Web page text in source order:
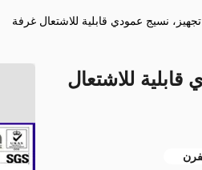
نسيج عمودي قابلية للاشتعال غرفة
للاشتعال